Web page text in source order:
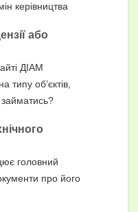
керівництва
або
ДІАМ
типу об’єктів,
головний
про його